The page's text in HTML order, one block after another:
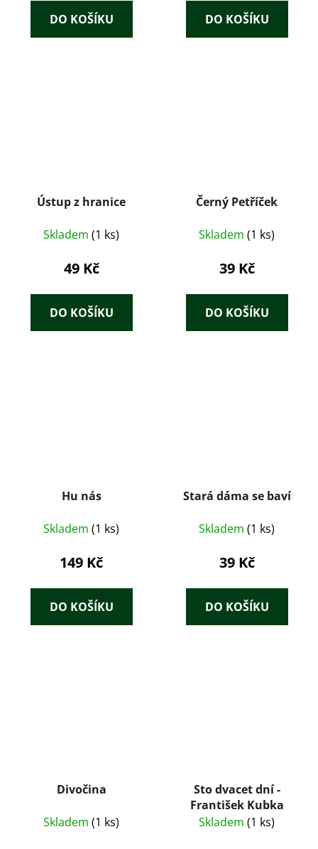
DO KOŠÍKU DO KOŠÍKU
Ústup z hranice
Skladem (1 ks)
49 Kč
DO KOŠÍKU
Černý Petříček
Skladem (1 ks)
39 Kč
DO KOŠÍKU
Hu nás
Skladem (1 ks)
149 Kč
DO KOŠÍKU
Stará dáma se baví
Skladem (1 ks)
39 Kč
DO KOŠÍKU
Divočina
Skladem (1 ks)
Sto dvacet dní -
František Kubka
Skladem (1 ks)